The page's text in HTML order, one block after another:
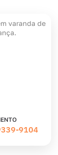
9104